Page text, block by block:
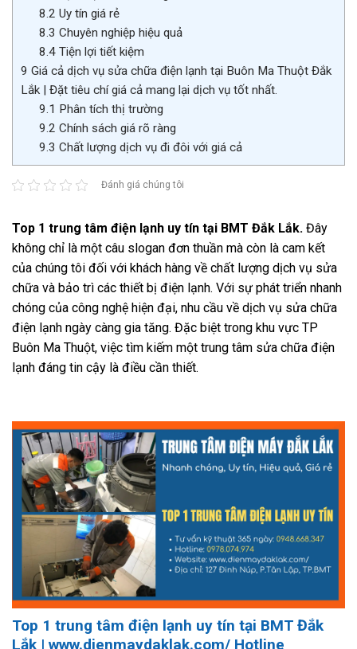
8.2 Uy tín giá rẻ
8.3 Chuyên nghiệp hiệu quả
8.4Tiện lợi tiết kiệm
9 Giá cả dịch vụ sửa chữa điện lạnh tại Buôn Ma Thuột Đắk
Lắk | Đặt tiêu chí giá cả mang lại dịch vụ tốt nhất.
9.1 Phân tích thị trường
9.2 Chính sách giá rõ ràng
9.3 Chất lượng dịch vụ đi đôi với giá cả
Đánh giá chúng tôi
Top 1 trung tâm điện lạnh uy tín tại BMT Đắk Lắk. Đây
không chỉ là một câu slogan đơn thuần mà còn là cam kết
của chúng tôi đối với khách hàng về chất lượng dịch vụ sửa
chữa và bảo trì các thiết bị điện lạnh. Với sự phát triển nhanh
chóng của công nghệ hiện đại, nhu cầu về dịch vụ sửa chữa
điện lạnh ngày càng gia tăng. Đặc biệt trong khu vực TP
Buôn Ma Thuột, việc tìm kiếm một trung tâm sửa chữa điện
lạnh đáng tin cậy là điều cần thiết.
Top 1 trung tâm điện lạnh uy tín tại BMT Đắk
Lắk| www.dienmaydaklak.com/ Hotline